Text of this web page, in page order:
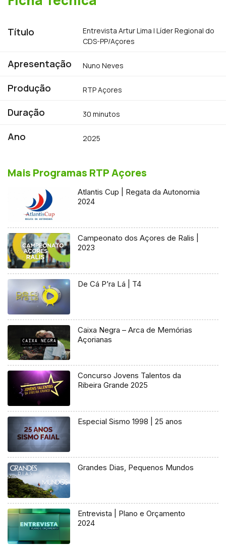
Título
Entrevista Artur Lima | Líder Regional do
CDS-PP/Açores
Apresentação Nuno Neves
Produção RTP Açores
Duração 30 minutos
Ano 2025
Mais Programas RTP Açores
Atlantis Cup | Regata da Autonomia
2024
Campeonato dos Açores de Ralis |
2023
De Cá P’ra Lá | T4
Caixa Negra – Arca de Memórias
Açorianas
Concurso Jovens Talentos da
Ribeira Grande 2025
Especial Sismo 1998 | 25 anos
Grandes Dias, Pequenos Mundos
Entrevista | Plano e Orçamento
2024